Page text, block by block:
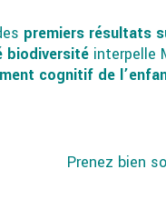
premiers résultats
biodiversité interpelle
cognitif de
Prenez bien